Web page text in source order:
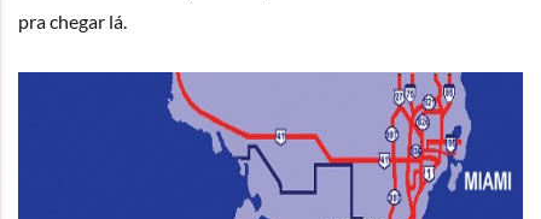
pra chegar lá.